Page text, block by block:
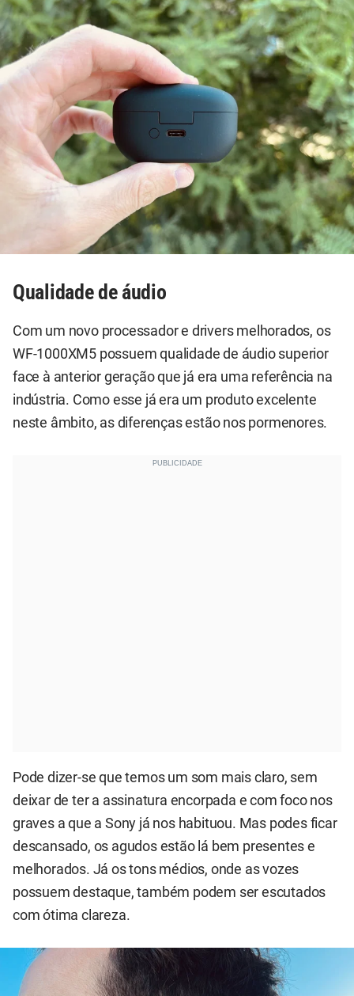
Qualidade de áudio
Com um novo processador e drivers melhorados, os
WF-1000XM5 possuem qualidade de áudio superior
face à anterior geração que já era uma referência na
indústria. Como esse já era um produto excelente
neste âmbito, as diferenças estão nos pormenores.
Pode dizer-se que temos um som mais claro, sem
deixar de ter a assinatura encorpada e com foco nos
graves a que a Sony já nos habituou. Mas podes ficar
descansado, os agudos estão lá bem presentes e
melhorados. Já os tons médios, onde as vozes
possuem destaque, também podem ser escutados
com ótima clareza.